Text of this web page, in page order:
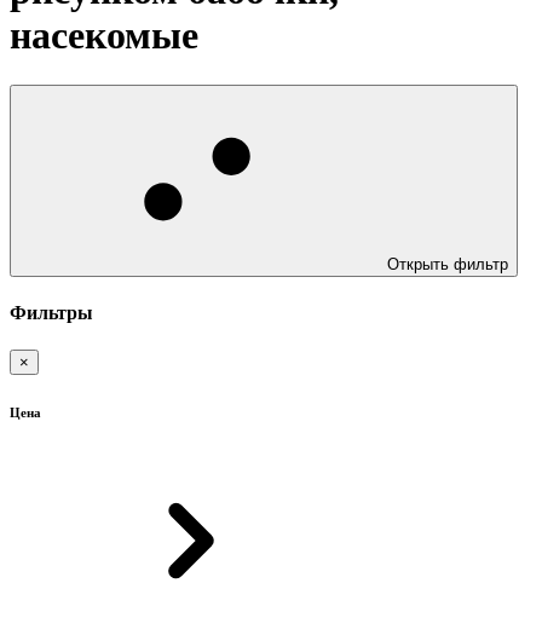
насекомые
Открыть фильтр
Фильтры
×
Цена